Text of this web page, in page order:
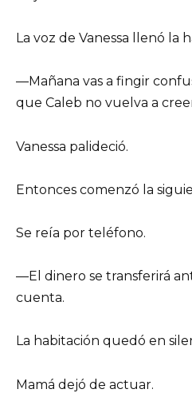
La voz de Vanessa llenó la
—Mañana vas a fingir
que Caleb no vuelva a
Vanessa palideció.
Entonces comenzó la
Se reía por teléfono.
—El dinero se transferirá
cuenta.
La habitación quedó en
Mamá dejó de actuar.